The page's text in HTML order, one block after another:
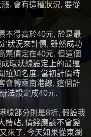
. 會有這種狀況, 要從
不得高於40元, 於是最
狀況來計價, 雖然成功
票價定在40元, 但這個
環狀線設定上的最遠
拉知名度. 當初計價時
會轉乘南港線, 這個計
法設定成40元.
線部分則是8折, 假設我
樓站, 價錢應該不會變
來了. 今天如果從東湖